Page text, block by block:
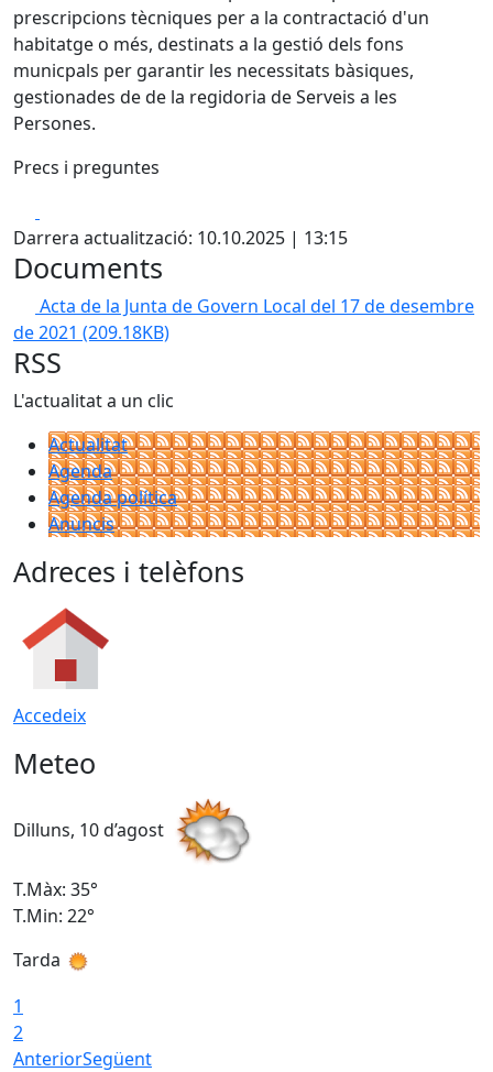
prescripcions tècniques per a la contractació d'un
habitatge o més, destinats a la gestió dels fons
municpals per garantir les necessitats bàsiques,
gestionades de de la regidoria de Serveis a les
Persones.
Precs i preguntes
Darrera actualització: 10.10.2025 | 13:15
Documents
Acta de la Junta de Govern Local del 17 de desembre
de 2021 (209.18KB)
RSS
L'actualitat a un clic
Actualitat
Agenda
Agenda política
Anuncis
Adreces i telèfons
Accedeix
Meteo
Dilluns, 10 d’agost
T.Màx: 35°
T.Min: 22°
Tarda
1
2
AnteriorSegüent